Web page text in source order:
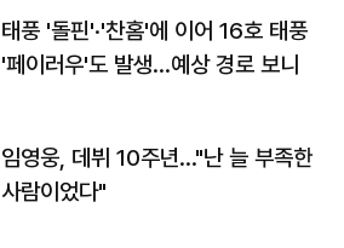
태풍 '돌핀'·'찬홈'에 이어 16호 태풍
'페이러우'도 발생…예상 경로 보니
임영웅, 데뷔 10주년…"난 늘 부족한
사람이었다"